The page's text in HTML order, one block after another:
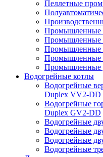
Пеллетные
Промышленные
Промышленные
Промышленные
Промышленные
Промышленные
Водогрейные котлы
Водогрейные
Duplex VV2-DD
Водогрейные
Duplex GV2-DD
Водогрейные
Водогрейные
Водогрейные
Водогрейные